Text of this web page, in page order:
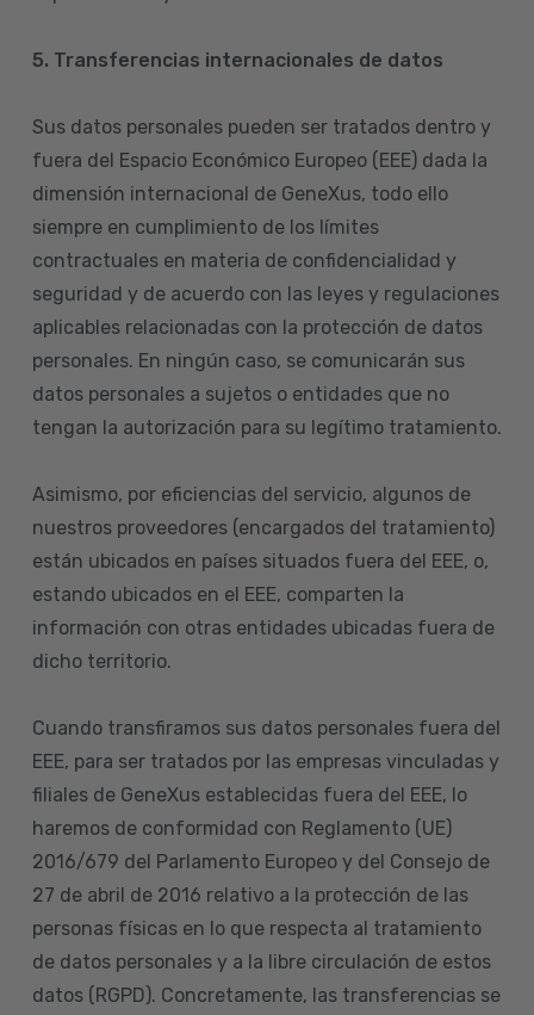
5. Transferencias internacionales de datos
Sus datos personales pueden ser tratados dentro y
fuera del Espacio Económico Europeo (EEE) dada la
dimensión internacional de GeneXus, todo ello
siempre en cumplimiento de los límites
contractuales en materia de confidencialidad y
seguridad y de acuerdo con las leyes y regulaciones
aplicables relacionadas con la protección de datos
personales. En ningún caso, se comunicarán sus
datos personales a sujetos o entidades que no
tengan la autorización para su legítimo tratamiento.
Asimismo, por eficiencias del servicio, algunos de
nuestros proveedores (encargados del tratamiento)
están ubicados en países situados fuera del EEE, o,
estando ubicados en el EEE, comparten la
información con otras entidades ubicadas fuera de
dicho territorio.
Cuando transfiramos sus datos personales fuera del
EEE, para ser tratados por las empresas vinculadas y
filiales de GeneXus establecidas fuera del EEE, lo
haremos de conformidad con Reglamento (UE)
2016/679 del Parlamento Europeo y del Consejo de
27 de abril de 2016 relativo a la protección de las
personas físicas en lo que respecta al tratamiento
de datos personales y a la libre circulación de estos
datos (RGPD). Concretamente, las transferencias se